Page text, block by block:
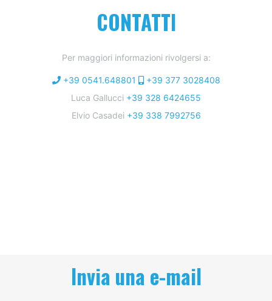
CONTATTI
Per maggiori informazioni rivolgersi a:
+39 0541.648801
+39 377 3028408
Luca Gallucci +39 328 6424655
Elvio Casadei +39 338 7992756
Invia una e-mail